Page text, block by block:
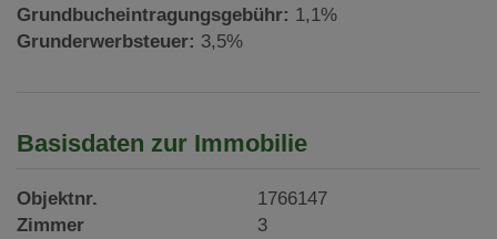
Grundbucheintragungsgebühr: 1,1%
Grunderwerbsteuer: 3,5%
Basisdaten zur Immobilie
Objektnr.
1766147
Zimmer
3